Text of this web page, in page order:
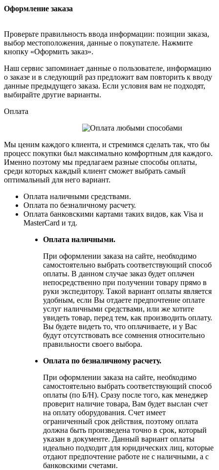
Оформление заказа
Проверьте правильность ввода информации: позиции заказа,
выбор местоположения, данные о покупателе. Нажмите
кнопку «Оформить заказ».
Наш сервис запоминает данные о пользователе, информацию
о заказе и в следующий раз предложит вам повторить к вводу
данные предыдущего заказа. Если условия вам не подходят,
выбирайте другие варианты.
Оплата
Мы ценим каждого клиента, и стремимся сделать так, что бы
процесс покупки был максимально комфортным для каждого.
Именно поэтому мы предлагаем разные способы оплаты,
среди которых каждый клиент сможет выбрать самый
оптимальный для него вариант.
Оплата наличными средствами.
Оплата по безналичному расчету.
Оплата банковскими картами таких видов, как Visa и
MasterCard и тд.
Оплата наличными.
При оформлении заказа на сайте, необходимо
самостоятельно выбрать соответствующий способ
оплаты. В данном случае заказ будет оплачен
непосредственно при получении товару прямо в
руки экспедитору. Такой вариант оплаты является
удобным, если Вы отдаете предпочтение оплате
услуг наличными средствами, или же хотите
увидеть товар, перед тем, как производить оплату.
Вы будете видеть то, что оплачиваете, и у Вас
будут отсутствовать все сомнения относительно
правильности своего выбора.
Оплата по безналичному расчету.
При оформлении заказа на сайте, необходимо
самостоятельно выбрать соответствующий способ
оплаты (по Б/Н). Сразу после того, как менеджер
проверит наличие товара, Вам будет выслан счет
на оплату оборудования. Счет имеет
ограниченный срок действия, поэтому оплата
должна быть произведена точно в срок, который
указан в документе. Данный вариант оплаты
идеально подходит для юридических лиц, которые
отдают предпочтение работе не с наличными, а с
банковскими счетами.